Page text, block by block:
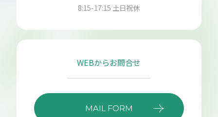
8:15-17:15 土日祝休
WEBからお問合せ
MAIL FORM